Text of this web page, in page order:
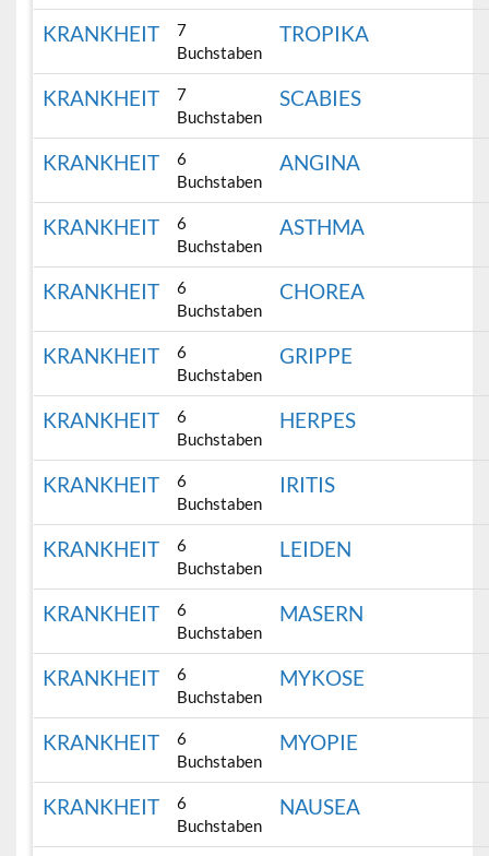
KRANKHEIT
7
Buchstaben
TROPIKA
KRANKHEIT
7
Buchstaben
SCABIES
KRANKHEIT
6
Buchstaben
ANGINA
KRANKHEIT
6
Buchstaben
ASTHMA
KRANKHEIT
6
Buchstaben
CHOREA
KRANKHEIT
6
Buchstaben
GRIPPE
KRANKHEIT
6
Buchstaben
HERPES
KRANKHEIT
6
Buchstaben
IRITIS
KRANKHEIT
6
Buchstaben
LEIDEN
KRANKHEIT
6
Buchstaben
MASERN
KRANKHEIT
6
Buchstaben
MYKOSE
KRANKHEIT
6
Buchstaben
MYOPIE
KRANKHEIT
6
Buchstaben
NAUSEA